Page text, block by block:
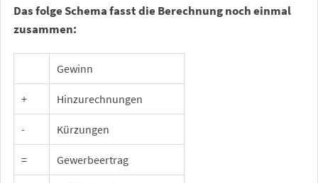
Das folge Schema fasst die Berechnung noch einmal
zusammen:
Gewinn
+ Hinzurechnungen
- Kürzungen
= Gewerbeertrag